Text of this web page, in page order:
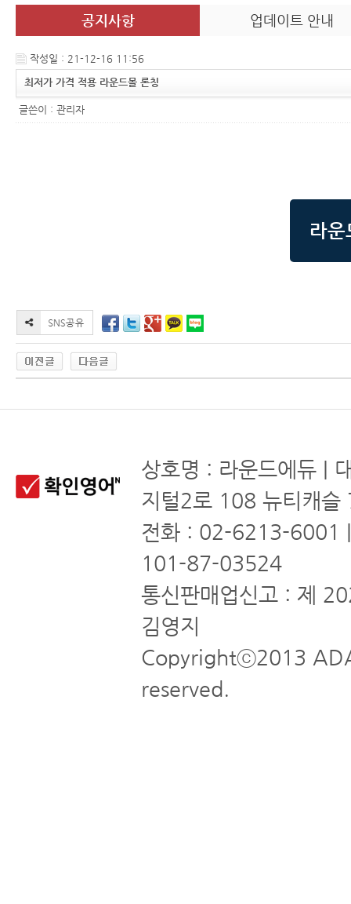
공지사항 업데이트 안내
작성일 : 21-12-16 11:56
최저가 가격 적용 라운드몰 론칭
글쓴이 : 관리자
라
상호명 : 라운드에듀 |
지털2로 108 뉴티캐슬
전화 : 02-6213-6001
101-87-03524
통신판매업신고 : 제
김영지
Copyrightⓒ2013
reserved.